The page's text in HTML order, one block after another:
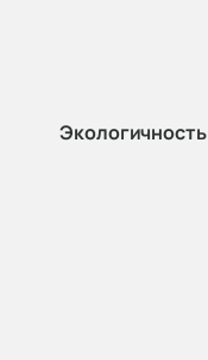
Экологичность